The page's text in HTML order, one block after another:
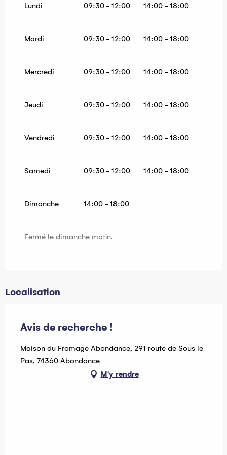
Du
1 septembre 2026au30 septembre
2026
Lundi 09:30 - 12:00 14:00 - 18:00
Mardi 09:30 - 12:00 14:00 - 18:00
Mercredi 09:30 - 12:00 14:00 - 18:00
Jeudi 09:30 - 12:00 14:00 - 18:00
Vendredi 09:30 - 12:00 14:00 - 18:00
Samedi 09:30 - 12:00 14:00 - 18:00
Dimanche 14:00 - 18:00
Fermé le dimanche matin.
Localisation
Avis de recherche !
Maison du Fromage Abondance, 291 route de Sous le
Pas, 74360 Abondance
M'y rendre